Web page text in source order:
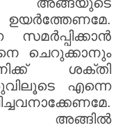
ഉയർത്തേണമേ.
ചെറുക്കാനും
ശക്തി
എന്നെ
അങ്ങിൽ